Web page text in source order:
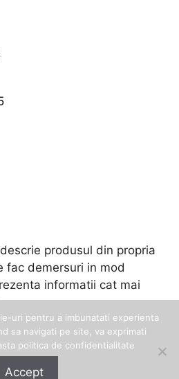
produsul din propria
fac demersuri in mod
informatii cat mai
uri pentru a imbunatati experienta
sa navigati pe site, va exprimati
politica de confidentialitate
Accept